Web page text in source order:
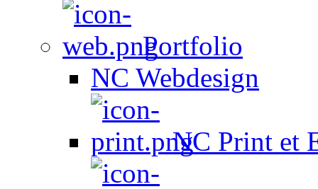
Portfolio
NC Webdesign
NC Print et